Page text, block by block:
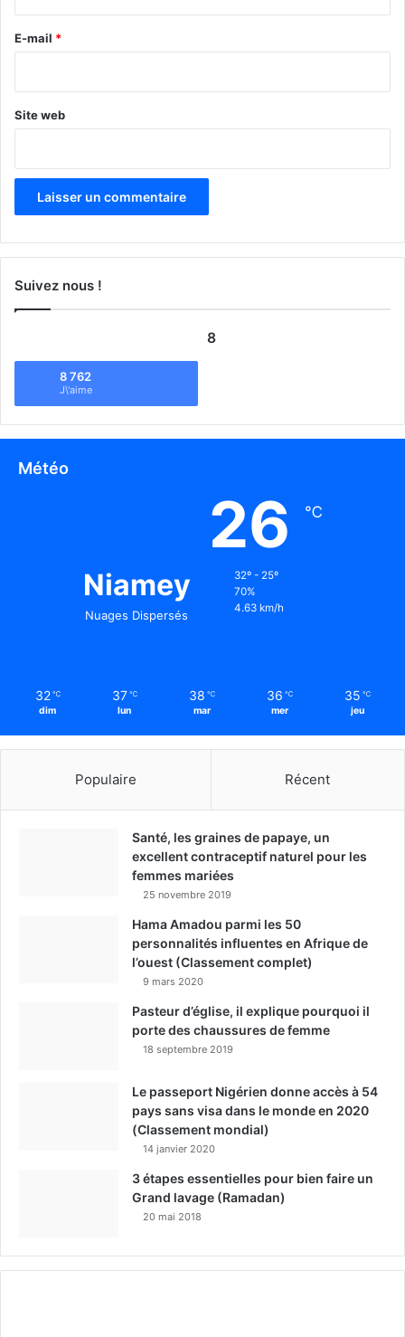
e
E-mail *
Site web
Suivez nous !
8
8 762
J\'aime
Météo
Niamey
Nuages Dispersés
26 ℃
32º - 25º
70%
4.63 km/h
32 ℃
dim
37 ℃
lun
38 ℃
mar
36 ℃
mer
35 ℃
jeu
Populaire Récent
Santé, les graines de papaye, un
excellent contraceptif naturel pour les
femmes mariées
25 novembre 2019
Hama Amadou parmi les 50
personnalités influentes en Afrique de
l’ouest (Classement complet)
9 mars 2020
Pasteur d’église, il explique pourquoi il
porte des chaussures de femme
18 septembre 2019
Le passeport Nigérien donne accès à 54
pays sans visa dans le monde en 2020
(Classement mondial)
14 janvier 2020
3 étapes essentielles pour bien faire un
Grand lavage (Ramadan)
20 mai 2018